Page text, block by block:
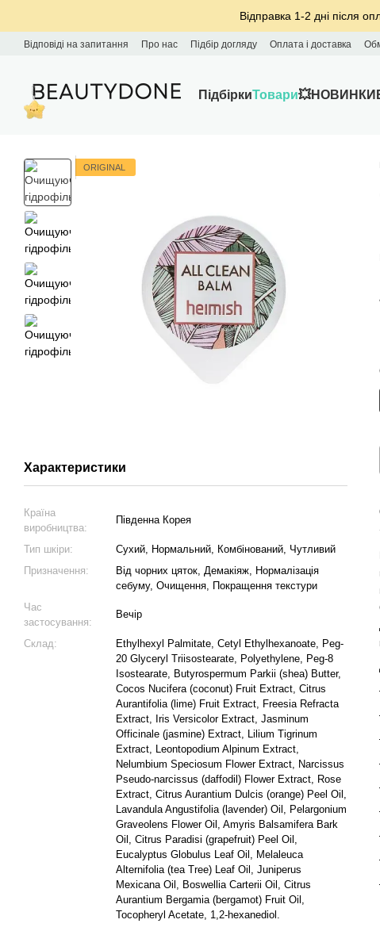
Відправка 1-2 дні після
Відповіді на запитання Про нас Підбір догляду Оплата і доставка
ПідбіркиТовари💥НОВИНКИ
ORIGINAL
Характеристики
Країна
виробництва:
Південна Корея
Тип шкіри:
Сухий, Нормальний, Комбінований, Чутливий
Призначення:
Від чорних цяток, Демакіяж, Нормалізація
себуму, Очищення, Покращення текстури
Час
застосування:
Вечір
Склад:
Ethylhexyl Palmitate, Cetyl Ethylhexanoate, Peg-
20 Glyceryl Triisostearate, Polyethylene, Peg-8
Isostearate, Butyrospermum Parkii (shea) Butter,
Cocos Nucifera (coconut) Fruit Extract, Citrus
Aurantifolia (lime) Fruit Extract, Freesia Refracta
Extract, Iris Versicolor Extract, Jasminum
Officinale (jasmine) Extract, Lilium Tigrinum
Extract, Leontopodium Alpinum Extract,
Nelumbium Speciosum Flower Extract, Narcissus
Pseudo-narcissus (daffodil) Flower Extract, Rose
Extract, Citrus Aurantium Dulcis (orange) Peel Oil,
Lavandula Angustifolia (lavender) Oil, Pelargonium
Graveolens Flower Oil, Amyris Balsamifera Bark
Oil, Citrus Paradisi (grapefruit) Peel Oil,
Eucalyptus Globulus Leaf Oil, Melaleuca
Alternifolia (tea Tree) Leaf Oil, Juniperus
Mexicana Oil, Boswellia Carterii Oil, Citrus
Aurantium Bergamia (bergamot) Fruit Oil,
Tocopheryl Acetate, 1,2-hexanediol.